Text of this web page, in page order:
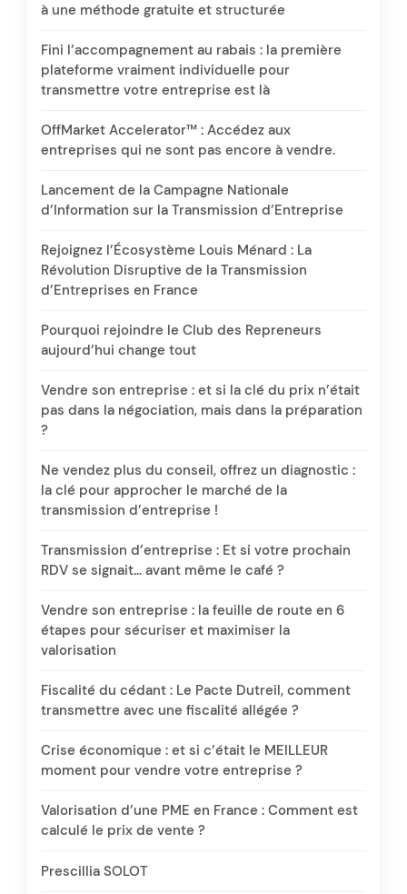
à une méthode gratuite et structurée
Fini l’accompagnement au rabais : la première
plateforme vraiment individuelle pour
transmettre votre entreprise est là
OffMarket Accelerator™ : Accédez aux
entreprises qui ne sont pas encore à vendre.
Lancement de la Campagne Nationale
d’Information sur la Transmission d’Entreprise
Rejoignez l’Écosystème Louis Ménard : La
Révolution Disruptive de la Transmission
d’Entreprises en France
Pourquoi rejoindre le Club des Repreneurs
aujourd’hui change tout
Vendre son entreprise : et si la clé du prix n’était
pas dans la négociation, mais dans la préparation
?
Ne vendez plus du conseil, offrez un diagnostic :
la clé pour approcher le marché de la
transmission d’entreprise !
Transmission d’entreprise : Et si votre prochain
RDV se signait… avant même le café ?
Vendre son entreprise : la feuille de route en 6
étapes pour sécuriser et maximiser la
valorisation
Fiscalité du cédant : Le Pacte Dutreil, comment
transmettre avec une fiscalité allégée ?
Crise économique : et si c’était le MEILLEUR
moment pour vendre votre entreprise ?
Valorisation d’une PME en France : Comment est
calculé le prix de vente ?
Prescillia SOLOT